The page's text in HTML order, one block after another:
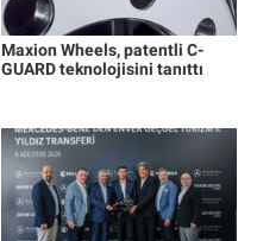
Maxion Wheels, patentli C-
GUARD teknolojisini tanıttı